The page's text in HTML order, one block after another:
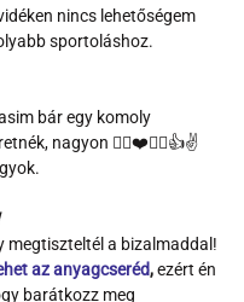
nincs lehetőségem
sportoláshoz.
bár egy komoly
nagyon 🏳️‍🌈❤️🇭🇺👍✌️
megtiszteltél a bizalmaddal!
az anyagcseréd, ezért én
barátkozz meg